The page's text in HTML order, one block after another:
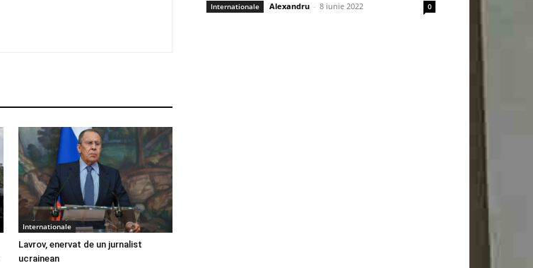
Internationale
Lavrov, enervat de un jurnalist
ucrainean
Internationale Alexandru - 8 iunie 2022 0